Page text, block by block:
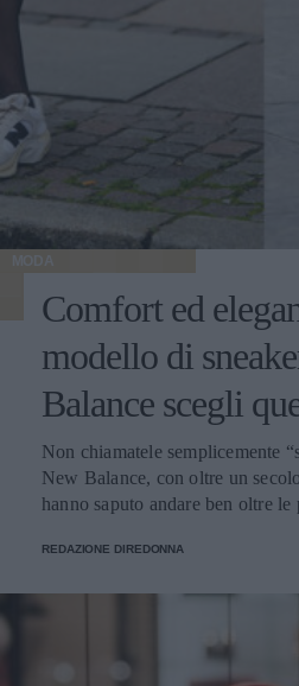
MODA
Comfort ed
modello di
Balance scegli
Non chiamatele semplicemente
New Balance, con oltre un
hanno saputo andare ben oltre le
REDAZIONE DIREDONNA